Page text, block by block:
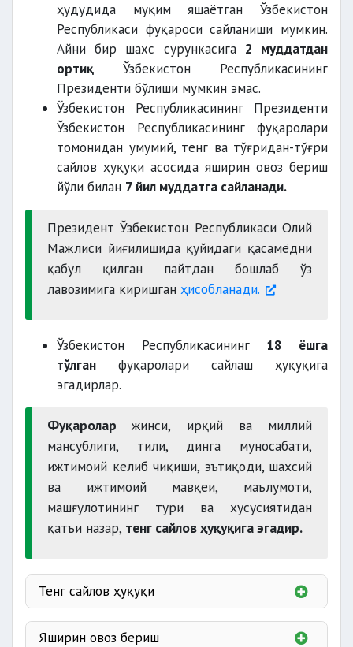
ҳудудида муқим яшаётган Ўзбекистон
Республикаси фуқароси сайланиши мумкин.
Айни бир шахс сурункасига 2 муддатдан
ортиқ Ўзбекистон Республикасининг
Президенти бўлиши мумкин эмас.
Ўзбекистон Республикасининг Президенти
Ўзбекистон Республикасининг фуқаролари
томонидан умумий, тенг ва тўғридан-тўғри
сайлов ҳуқуқи асосида яширин овоз бериш
йўли билан 7 йил муддатга сайланади.
Президент Ўзбекистон Республикаси Олий
Мажлиси йиғилишида қуйидаги қасамёдни
қабул қилган пайтдан бошлаб ўз
лавозимига киришган ҳисобланади.
Ўзбекистон Республикасининг 18 ёшга
тўлган фуқаролари сайлаш ҳуқуқига
эгадирлар.
Фуқароларжинси, ирқий ва миллий
мансублиги, тили, динга муносабати,
ижтимоий келиб чиқиши, эътиқоди, шахсий
ва ижтимоий мавқеи, маълумоти,
машғулотининг тури ва хусусиятидан
қатъи назар, тенг сайлов ҳуқуқига эгадир.
Тенг сайлов ҳуқуқи
бир овозга эга бўлади.
Яширин овоз бериш